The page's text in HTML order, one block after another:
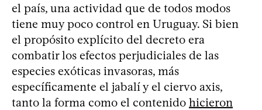
el país, una actividad que de todos modos
tiene muy poco control en Uruguay. Si bien
el propósito explícito del decreto era
combatir los efectos perjudiciales de las
especies exóticas invasoras, más
específicamente el jabalí y el ciervo axis,
tanto la forma como el contenido hicieron